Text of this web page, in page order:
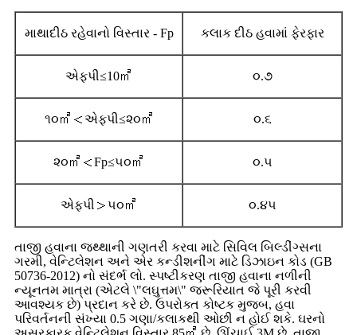
માથાદીઠ રહેવાનો વિસ્તાર - Fp કલાક દીઠ હવામાં ફેરફાર
એફપી≤10㎡ ૦.૭
૧૦㎡＜એફપી≤૨૦㎡ ૦.૬
૨૦㎡＜Fp≤૫૦㎡ ૦.૫
એફપી＞૫૦㎡ ૦.૪૫
તાજી હવાના જથ્થાની ગણતરી કરવા માટે સિવિલ બિલ્ડીંગ્સના
ગરમી, વેન્ટિલેશન અને એર કન્ડીશનીંગ માટે ડિઝાઇન કોડ (GB
50736-2012) નો સંદર્ભ લો. સ્પષ્ટીકરણ તાજી હવાના નળીની
ન્યૂનતમ માત્રા (એટલે ​​\"લઘુત્તમ\" જરૂરિયાત જે પૂરી કરવી
આવશ્યક છે) પ્રદાન કરે છે. ઉપરોક્ત કોષ્ટક મુજબ, હવા
પરિવર્તનની સંખ્યા 0.5 ગણા/કલાકથી ઓછી ન હોઈ શકે. ઘરનો